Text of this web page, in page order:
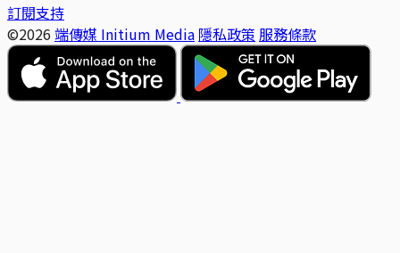
訂閱支持
©2026 端傳媒 Initium Media 隱私政策 服務條款